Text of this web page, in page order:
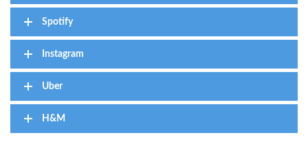
Spotify
Instagram
Uber
H&M